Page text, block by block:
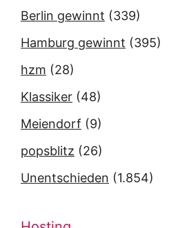
Berlin gewinnt (339)
Hamburg gewinnt (395)
hzm (28)
Klassiker (48)
Meiendorf (9)
popsblitz (26)
Unentschieden (1.854)